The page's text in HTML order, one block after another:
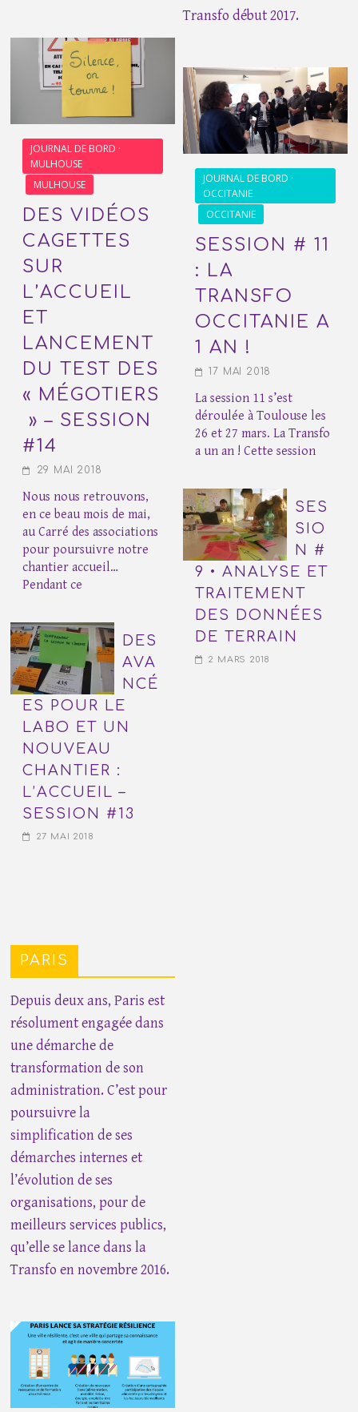
JOURNAL DE BORD ·
MULHOUSE
MULHOUSE
DES VIDÉOS
CAGETTES
SUR
L’ACCUEIL
ET
LANCEMENT
DU TEST DES
« MÉGOTIERS
» – SESSION
#14
29 MAI 2018
Nous nous retrouvons,
en ce beau mois de mai,
au Carré des associations
pour poursuivre notre
chantier accueil…
Pendant ce
DES
AVA
NCÉ
ES POUR LE
LABO ET UN
NOUVEAU
CHANTIER :
L’ACCUEIL –
SESSION #13
27 MAI 2018
PARIS
Depuis deux ans, Paris est
résolument engagée dans
une démarche de
transformation de son
administration. C’est pour
poursuivre la
simplification de ses
démarches internes et
l’évolution de ses
organisations, pour de
meilleurs services publics,
qu’elle se lance dans la
Transfo en novembre 2016.
Transfo début 2017.
JOURNAL DE BORD ·
OCCITANIE
OCCITANIE
SESSION # 11
: LA
TRANSFO
OCCITANIE A
1 AN !
17 MAI 2018
La session 11 s’est
déroulée à Toulouse les
26 et 27 mars. La Transfo
a un an ! Cette session
SES
SIO
N #
9 • ANALYSE ET
TRAITEMENT
DES DONNÉES
DE TERRAIN
2 MARS 2018